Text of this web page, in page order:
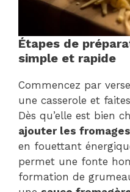
Étapes de
simple et rapide
Commencez par
une casserole et
Dès qu’elle est bien
ajouter les fromages
en fouettant
permet une fonte
formation de